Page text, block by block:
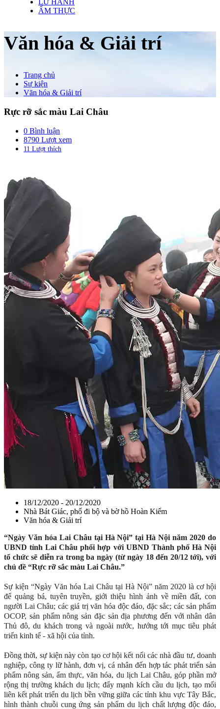
LỮ HÀNH
ẨM THỰC
Văn hóa & Giải trí
Trang chủ
Sự kiện
Văn hóa & Giải trí
Rực rỡ sắc màu Lai Châu
0 Bình luận
8790 Lượt xem
11 Lượt thích
18/12/2020 - 20/12/2020
Nhà Bát Giác, phố đi bộ và bờ hồ Hoàn Kiếm
Văn hóa & Giải trí
“Ngày Văn hóa Lai Châu tại Hà Nội” tại Hà Nội năm 2020 do
UBND tỉnh Lai Châu phối hợp với UBND Thành phố Hà Nội
tổ chức sẽ diễn ra trong ba ngày (từ ngày 18 đến 20/12 tới), với
chủ đề “Rực rỡ sắc màu Lai Châu.”
Sự kiện “Ngày Văn hóa Lai Châu tại Hà Nội” năm 2020 là cơ hội
để quảng bá, tuyên truyền, giới thiệu hình ảnh về miền đất, con
người Lai Châu; các giá trị văn hóa độc đáo, đặc sắc; các sản phẩm
OCOP, sản phẩm nông sản đặc sản địa phương đến với nhân dân
Thủ đô, du khách trong và ngoài nước, hướng tới mục tiêu phát
triển kinh tế - xã hội của tỉnh.
Đồng thời, sự kiện này còn tạo cơ hội kết nối các nhà đầu tư, doanh
nghiệp, công ty lữ hành, đơn vị, cá nhân đến hợp tác phát triển sản
phẩm nông sản, ẩm thực, văn hóa, du lịch Lai Châu, góp phần mở
rộng thị trường khách du lịch; đẩy mạnh kích cầu du lịch, tạo mối
liên kết phát triển du lịch bền vững giữa các tỉnh khu vực Tây Bắc,
hình thành chuỗi cung ứng sản phẩm du lịch chất lượng độc đáo,